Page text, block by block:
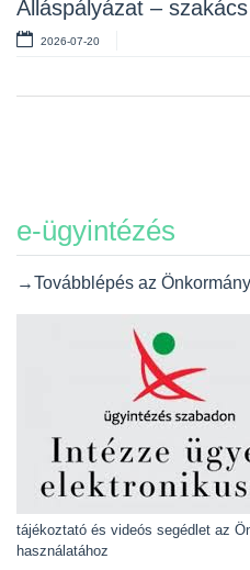
Álláspályázat – szakács
2026-07-20
e-ügyintézés
→Továbblépés az
tájékoztató és videós segédlet az
használatához